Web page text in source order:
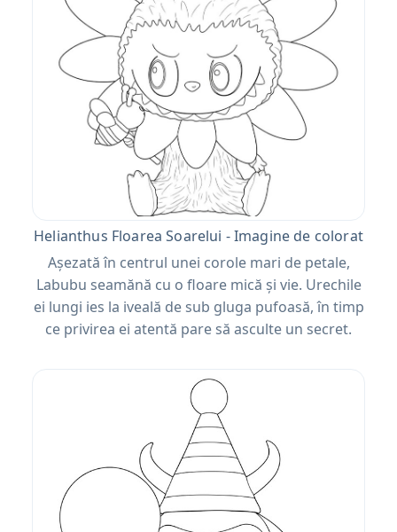
Helianthus Floarea Soarelui - Imagine de colorat
Așezată în centrul unei corole mari de petale,
Labubu seamănă cu o floare mică și vie. Urechile
ei lungi ies la iveală de sub gluga pufoasă, în timp
ce privirea ei atentă pare să asculte un secret.